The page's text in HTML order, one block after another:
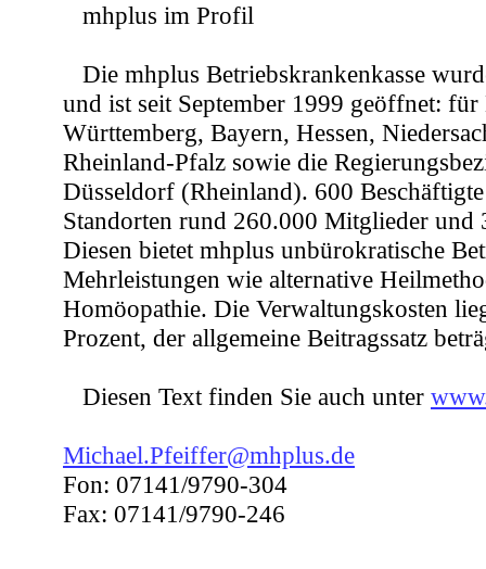
mhplus im Profil
Die mhplus Betriebskrankenkasse
und ist seit September 1999 geöffnet: für
Württemberg, Bayern, Hessen,
Rheinland-Pfalz sowie die
Düsseldorf (Rheinland). 600
Standorten rund 260.000 Mitglieder und
Diesen bietet mhplus unbürokratische
Mehrleistungen wie alternative
Homöopathie. Die Verwaltungskosten
Prozent, der allgemeine Beitragssatz
Diesen Text finden Sie auch unter
Michael.Pfeiffer@mhplus.de
Fon: 07141/9790-304
Fax: 07141/9790-246